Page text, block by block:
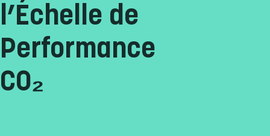
l’Échelle de
Performance
CO₂